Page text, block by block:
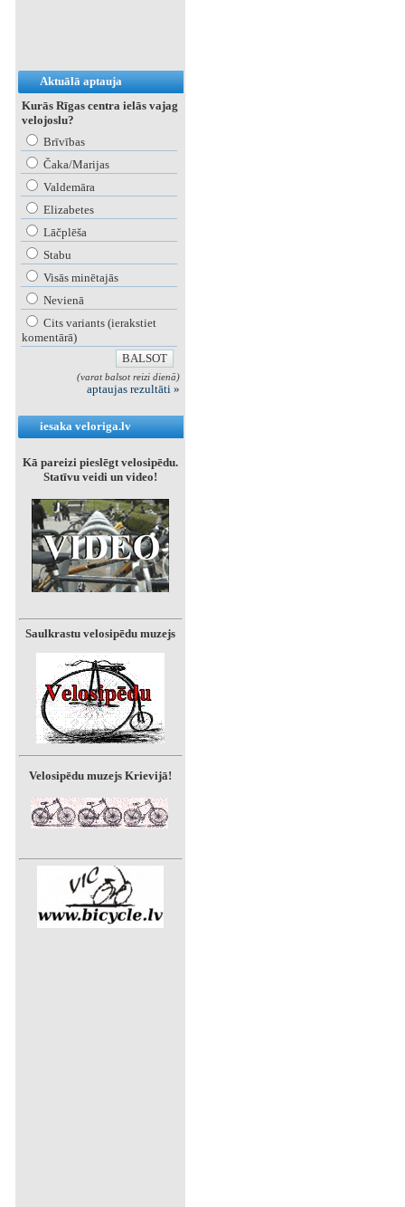
Aktuālā aptauja
Kurās Rīgas centra ielās vajag
velojoslu?
Brīvības
Čaka/Marijas
Valdemāra
Elizabetes
Lāčplēša
Stabu
Visās minētajās
Nevienā
Cits variants (ierakstiet
komentārā)
(varat balsot reizi dienā)
aptaujas rezultāti »
iesaka veloriga.lv
Kā pareizi pieslēgt velosipēdu.
Statīvu veidi un video!
Saulkrastu velosipēdu muzejs
Velosipēdu muzejs Krievijā!